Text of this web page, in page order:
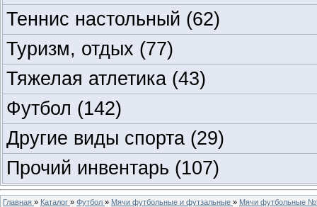
Теннис настольный (62)
Туризм, отдых (77)
Тяжелая атлетика (43)
Футбол (142)
Другие виды спорта (29)
Прочий инвентарь (107)
Главная » Каталог » Футбол » Мячи футбольные и футзальные » Мячи футбольные